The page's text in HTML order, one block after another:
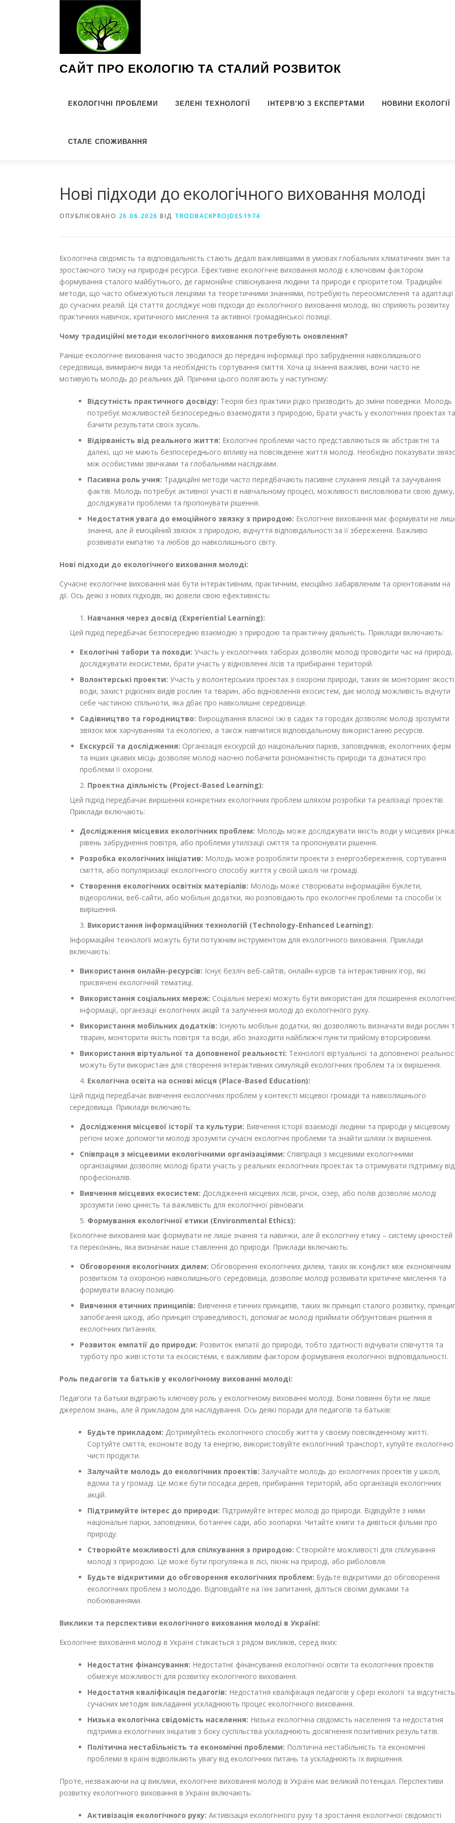
САЙТ ПРО ЕКОЛОГІЮ ТА СТАЛИЙ РОЗВИТОК
ЕКОЛОГІЧНІ ПРОБЛЕМИ ЗЕЛЕНІ ТЕХНОЛОГІЇ ІНТЕРВ’Ю З ЕКСПЕРТАМИ НОВИНИ ЕКОЛОГІЇ
СТАЛЕ СПОЖИВАННЯ
Нові підходи до екологічного виховання молоді
ОПУБЛІКОВАНО 26.06.2026 ВІД TRODBACKPROJDES1974
Екологічна свідомість та відповідальність стають дедалі важливішими в умовах глобальних кліматичних змін та
зростаючого тиску на природні ресурси. Ефективне екологічне виховання молоді є ключовим фактором
формування сталого майбутнього, де гармонійне співіснування людини та природи є пріоритетом. Традиційні
методи, що часто обмежуються лекціями та теоретичними знаннями, потребують переосмислення та адаптації
до сучасних реалій. Ця стаття досліджує нові підходи до екологічного виховання молоді, які сприяють розвитку
практичних навичок, критичного мислення та активної громадянської позиції.
Чому традиційні методи екологічного виховання потребують оновлення?
Раніше екологічне виховання часто зводилося до передачі інформації про забруднення навколишнього
середовища, вимираючі види та необхідність сортування сміття. Хоча ці знання важливі, вони часто не
мотивують молодь до реальних дій. Причини цього полягають у наступному:
Відсутність практичного досвіду: Теорія без практики рідко призводить до зміни поведінки. Молодь
потребує можливостей безпосередньо взаємодіяти з природою, брати участь у екологічних проектах та
бачити результати своїх зусиль.
Відірваність від реального життя: Екологічні проблеми часто представляються як абстрактні та
далекі, що не мають безпосереднього впливу на повсякденне життя молоді. Необхідно показувати
між особистими звичками та глобальними наслідками.
Пасивна роль учня: Традиційні методи часто передбачають пасивне слухання лекцій та заучування
фактів. Молодь потребує активної участі в навчальному процесі, можливості висловлювати свою думку,
досліджувати проблеми та пропонувати рішення.
Недостатня увага до емоційного звязку з природою: Екологічне виховання має формувати не
знання, але й емоційний звязок з природою, відчуття відповідальності за її збереження. Важливо
розвивати емпатію та любов до навколишнього світу.
Нові підходи до екологічного виховання молоді:
Сучасне екологічне виховання має бути інтерактивним, практичним, емоційно забарвленим та орієнтованим на
дії. Ось деякі з нових підходів, які довели свою ефективність:
Навчання через досвід (Experiential Learning):
Цей підхід передбачає безпосередню взаємодію з природою та практичну діяльність. Приклади включають:
Екологічні табори та походи: Участь у екологічних таборах дозволяє молоді проводити час на природі,
досліджувати екосистеми, брати участь у відновленні лісів та прибиранні територій.
Волонтерські проекти: Участь у волонтерських проектах з охорони природи, таких як моніторинг якості
води, захист рідкісних видів рослин та тварин, або відновлення екосистем, дає молоді можливість відчути
себе частиною спільноти, яка дбає про навколишнє середовище.
Садівництво та городництво: Вирощування власної їжі в садах та городах дозволяє молоді зрозуміти
звязок між харчуванням та екологією, а також навчитися відповідальному використанню ресурсів.
Екскурсії та дослідження: Організація екскурсій до національних парків, заповідників, екологічних ферм
та інших цікавих місць дозволяє молоді наочно побачити різноманітність природи та дізнатися про
проблеми її охорони.
Проектна діяльність (Project-Based Learning):
Цей підхід передбачає вирішення конкретних екологічних проблем шляхом розробки та реалізації проектів.
Приклади включають:
Дослідження місцевих екологічних проблем: Молодь може досліджувати якість води у місцевих
рівень забруднення повітря, або проблеми утилізації сміття та пропонувати рішення.
Розробка екологічних ініціатив: Молодь може розробляти проекти з енергозбереження, сортування
сміття, або популяризації екологічного способу життя у своїй школі чи громаді.
Створення екологічних освітніх матеріалів: Молодь може створювати інформаційні буклети,
відеоролики, веб-сайти, або мобільні додатки, які розповідають про екологічні проблеми та способи їх
вирішення.
Використання інформаційних технологій (Technology-Enhanced Learning):
Інформаційні технології можуть бути потужним інструментом для екологічного виховання. Приклади
включають:
Використання онлайн-ресурсів: Існує безліч веб-сайтів, онлайн-курсів та інтерактивних ігор, які
присвячені екологічній тематиці.
Використання соціальних мереж: Соціальні мережі можуть бути використані для поширення
інформації, організації екологічних акцій та залучення молоді до екологічного руху.
Використання мобільних додатків: Існують мобільні додатки, які дозволяють визначати види рослин
тварин, моніторити якість повітря та води, або знаходити найближчі пункти прийому вторсировини.
Використання віртуальної та доповненої реальності: Технології віртуальної та доповненої
можуть бути використані для створення інтерактивних симуляцій екологічних проблем та їх вирішення.
Екологічна освіта на основі місця (Place-Based Education):
Цей підхід передбачає вивчення екологічних проблем у контексті місцевої громади та навколишнього
середовища. Приклади включають:
Дослідження місцевої історії та культури: Вивчення історії взаємодії людини та природи у місцевому
регіоні може допомогти молоді зрозуміти сучасні екологічні проблеми та знайти шляхи їх вирішення.
Співпраця з місцевими екологічними організаціями: Співпраця з місцевими екологічними
організаціями дозволяє молоді брати участь у реальних екологічних проектах та отримувати підтримку від
професіоналів.
Вивчення місцевих екосистем: Дослідження місцевих лісів, річок, озер, або полів дозволяє молоді
зрозуміти їхню цінність та важливість для екологічної рівноваги.
Формування екологічної етики (Environmental Ethics):
Екологічне виховання має формувати не лише знання та навички, але й екологічну етику – систему цінностей
та переконань, яка визначає наше ставлення до природи. Приклади включають:
Обговорення екологічних дилем: Обговорення екологічних дилем, таких як конфлікт між економічним
розвитком та охороною навколишнього середовища, дозволяє молоді розвивати критичне мислення та
формувати власну позицію.
Вивчення етичних принципів: Вивчення етичних принципів, таких як принцип сталого розвитку,
запобігання шкоді, або принцип справедливості, допомагає молоді приймати обґрунтовані рішення в
екологічних питаннях.
Розвиток емпатії до природи: Розвиток емпатії до природи, тобто здатності відчувати співчуття та
турботу про живі істоти та екосистеми, є важливим фактором формування екологічної відповідальності.
Роль педагогів та батьків у екологічному вихованні молоді:
Педагоги та батьки відіграють ключову роль у екологічному вихованні молоді. Вони повинні бути не лише
джерелом знань, але й прикладом для наслідування. Ось деякі поради для педагогів та батьків:
Будьте прикладом: Дотримуйтесь екологічного способу життя у своєму повсякденному житті.
Сортуйте сміття, економте воду та енергію, використовуйте екологічний транспорт, купуйте екологічно
чисті продукти.
Залучайте молодь до екологічних проектів: Залучайте молодь до екологічних проектів у школі,
вдома та у громаді. Це може бути посадка дерев, прибирання територій, або організація екологічних
акцій.
Підтримуйте інтерес до природи: Підтримуйте інтерес молоді до природи. Відвідуйте з ними
національні парки, заповідники, ботанічні сади, або зоопарки. Читайте книги та дивіться фільми про
природу.
Створюйте можливості для спілкування з природою: Створюйте можливості для спілкування
молоді з природою. Це може бути прогулянка в лісі, пікнік на природі, або риболовля.
Будьте відкритими до обговорення екологічних проблем: Будьте відкритими до обговорення
екологічних проблем з молоддю. Відповідайте на їхні запитання, діліться своїми думками та
побоюваннями.
Виклики та перспективи екологічного виховання молоді в Україні:
Екологічне виховання молоді в Україні стикається з рядом викликів, серед яких:
Недостатнє фінансування: Недостатнє фінансування екологічної освіти та екологічних проектів
обмежує можливості для розвитку екологічного виховання.
Недостатня кваліфікація педагогів: Недостатня кваліфікація педагогів у сфері екології та відсутність
сучасних методик викладання ускладнюють процес екологічного виховання.
Низька екологічна свідомість населення: Низька екологічна свідомість населення та недостатня
підтримка екологічних ініціатив з боку суспільства ускладнюють досягнення позитивних результатів.
Політична нестабільність та економічні проблеми: Політична нестабільність та економічні
проблеми в країні відволікають увагу від екологічних питань та ускладнюють їх вирішення.
Проте, незважаючи на ці виклики, екологічне виховання молоді в Україні має великий потенціал. Перспективи
розвитку екологічного виховання в Україні включають:
Активізація екологічного руху: Активізація екологічного руху та зростання екологічної свідомості